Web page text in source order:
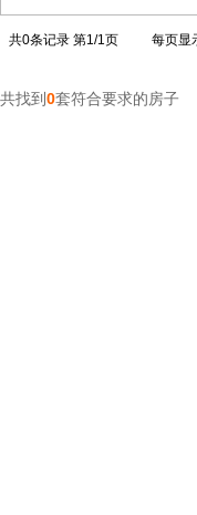
共0条记录 第1/1页 每页显
共找到 0套符合要求的房子